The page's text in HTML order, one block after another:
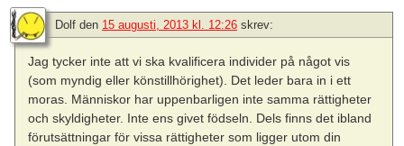
Dolf den 15 augusti, 2013 kl. 12:26 skrev:
Jag tycker inte att vi ska kvalificera individer på något vis
(som myndig eller könstillhörighet). Det leder bara in i ett
moras. Människor har uppenbarligen inte samma rättigheter
och skyldigheter. Inte ens givet födseln. Dels finns det ibland
förutsättningar för vissa rättigheter som ligger utom din